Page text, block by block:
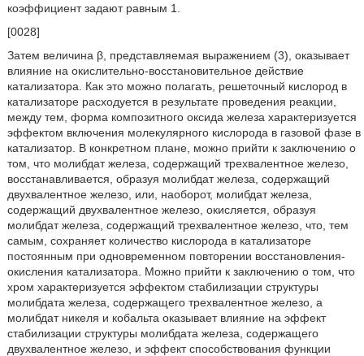
коэффициент задают равным 1.
[0028]
Затем величина β, представляемая выражением (3), оказывает
влияние на окислительно-восстановительное действие
катализатора. Как это можно полагать, решеточный кислород в
катализаторе расходуется в результате проведения реакции,
между тем, форма композитного оксида железа характеризуется
эффектом включения молекулярного кислорода в газовой фазе в
катализатор. В конкретном плане, можно прийти к заключению о
том, что молибдат железа, содержащий трехвалентное железо,
восстанавливается, образуя молибдат железа, содержащий
двухвалентное железо, или, наоборот, молибдат железа,
содержащий двухвалентное железо, окисляется, образуя
молибдат железа, содержащий трехвалентное железо, что, тем
самым, сохраняет количество кислорода в катализаторе
постоянным при одновременном повторении восстановления-
окисления катализатора. Можно прийти к заключению о том, что
хром характеризуется эффектом стабилизации структуры
молибдата железа, содержащего трехвалентное железо, а
молибдат никеля и кобальта оказывает влияние на эффект
стабилизации структуры молибдата железа, содержащего
двухвалентное железо, и эффект способствования функции